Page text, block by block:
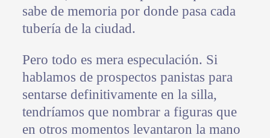
sabe de memoria por donde pasa cada
tubería de la ciudad.
Pero todo es mera especulación. Si
hablamos de prospectos panistas para
sentarse definitivamente en la silla,
tendríamos que nombrar a figuras que
en otros momentos levantaron la mano